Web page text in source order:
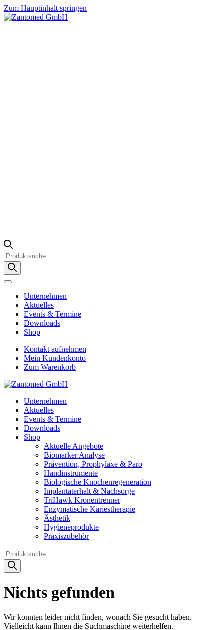
Zum Hauptinhalt springen
Products
search
Unternehmen
Aktuelles
Events & Termine
Downloads
Shop
Kontakt aufnehmen
Mein Kundenkonto
Zum Warenkorb
Unternehmen
Aktuelles
Events & Termine
Downloads
Shop
Aktuelle Angebote
Biomarker Analyse
Prävention, Prophylaxe & Paro
Handinstrumente
Biologische Knochenregeneration
Implantaterhalt & Nachsorge
TriHawk Kronentrenner
Enzymatische Kariestherapie
Ästhetik
Hygieneprodukte
Praxiszubehör
Products
search
Nichts gefunden
Wir konnten leider nicht finden, wonach Sie gesucht haben.
Vielleicht kann Ihnen die Suchmaschine weiterhelfen.